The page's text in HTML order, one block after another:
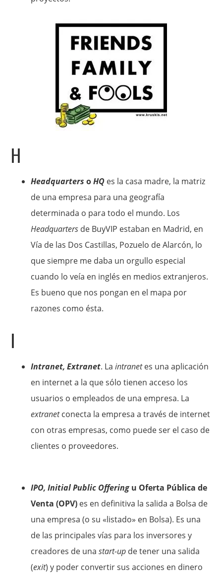
H
Headquarters oHQ es la casa madre, la matriz
de una empresa para una geografía
determinada o para todo el mundo. Los
Headquarters de BuyVIP estaban en Madrid, en
Vía de las Dos Castillas, Pozuelo de Alarcón, lo
que siempre me daba un orgullo especial
cuando lo veía en inglés en medios extranjeros.
Es bueno que nos pongan en el mapa por
razones como ésta.
I
Intranet, Extranet. Laintranetes una aplicación
en internet a la que sólo tienen acceso los
usuarios o empleados de una empresa. La
extranetconecta la empresa a través de internet
con otras empresas, como puede ser el caso de
clientes o proveedores.
IPO, Initial Public Offeringu Oferta Pública de
Venta (OPV) es en definitiva la salida a Bolsa de
una empresa (o su «listado» en Bolsa). Es una
de las principales vías para los inversores y
creadores de unastart-up de tener una salida
(exit) y poder convertir sus acciones en dinero